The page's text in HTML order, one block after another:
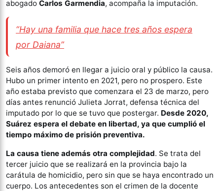
abogado Carlos Garmendia, acompaña la imputación.
“Hay una familia que hace tres años espera
por Daiana”
Seis años demoró en llegar a juicio oral y público la causa.
Hubo un primer intento en 2021, pero no prospero. Este
año estaba previsto que comenzara el 23 de marzo, pero
días antes renunció Julieta Jorrat, defensa técnica del
imputado por lo que se tuvo que postergar. Desde 2020,
Suárez espera el debate en libertad, ya que cumplió el
tiempo máximo de prisión preventiva.
La causa tiene además otra complejidad. Se trata del
tercer juicio que se realizará en la provincia bajo la
carátula de homicidio, pero sin que se haya encontrado un
cuerpo. Los antecedentes son el crimen de la docente